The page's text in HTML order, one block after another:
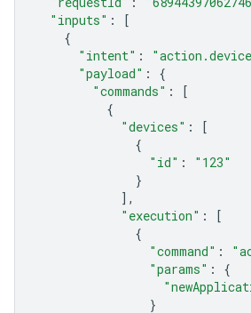
"inputs" :
[
{
"intent" :
"payload" :
{
"commands" :
[
{
"devices" :
[
{
"id" :
"123"
}
],
"execution" :
[
{
"command" :
"params" :
{
}